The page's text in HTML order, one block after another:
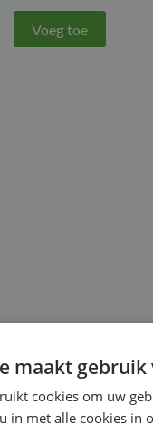
Voeg toe
maakt gebruik
cookies om uw
in met alle cookies in